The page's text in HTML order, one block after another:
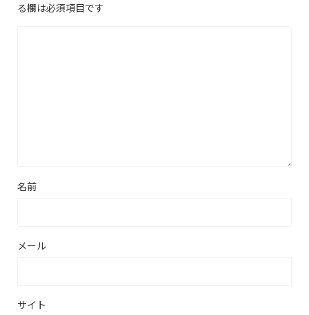
る欄は必須項目です
名前
メール
サイト